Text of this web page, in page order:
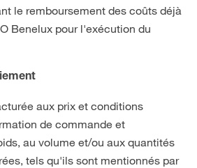
le remboursement des coûts déjà
Benelux pour l'exécution du
aux prix et conditions
de commande et
au volume et/ou aux quantités
tels qu'ils sont mentionnés par